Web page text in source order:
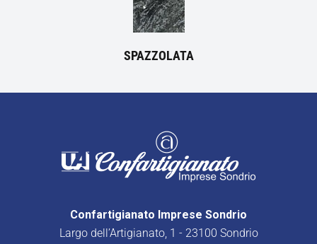
SPAZZOLATA
Confartigianato Imprese Sondrio
Largo dell’Artigianato, 1 - 23100 Sondrio